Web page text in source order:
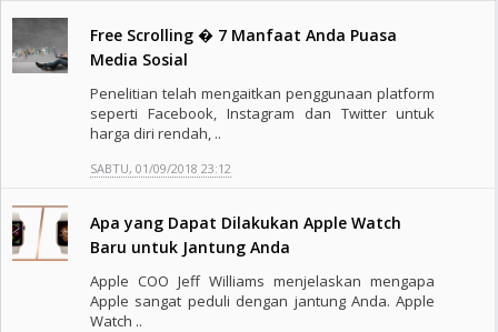
Free Scrolling � 7 Manfaat Anda Puasa
Media Sosial
Penelitian telah mengaitkan penggunaan platform
seperti Facebook, Instagram dan Twitter untuk
harga diri rendah, ..
SABTU, 01/09/2018 23:12
Apa yang Dapat Dilakukan Apple Watch
Baru untuk Jantung Anda
Apple COO Jeff Williams menjelaskan mengapa
Apple sangat peduli dengan jantung Anda. Apple
Watch ..